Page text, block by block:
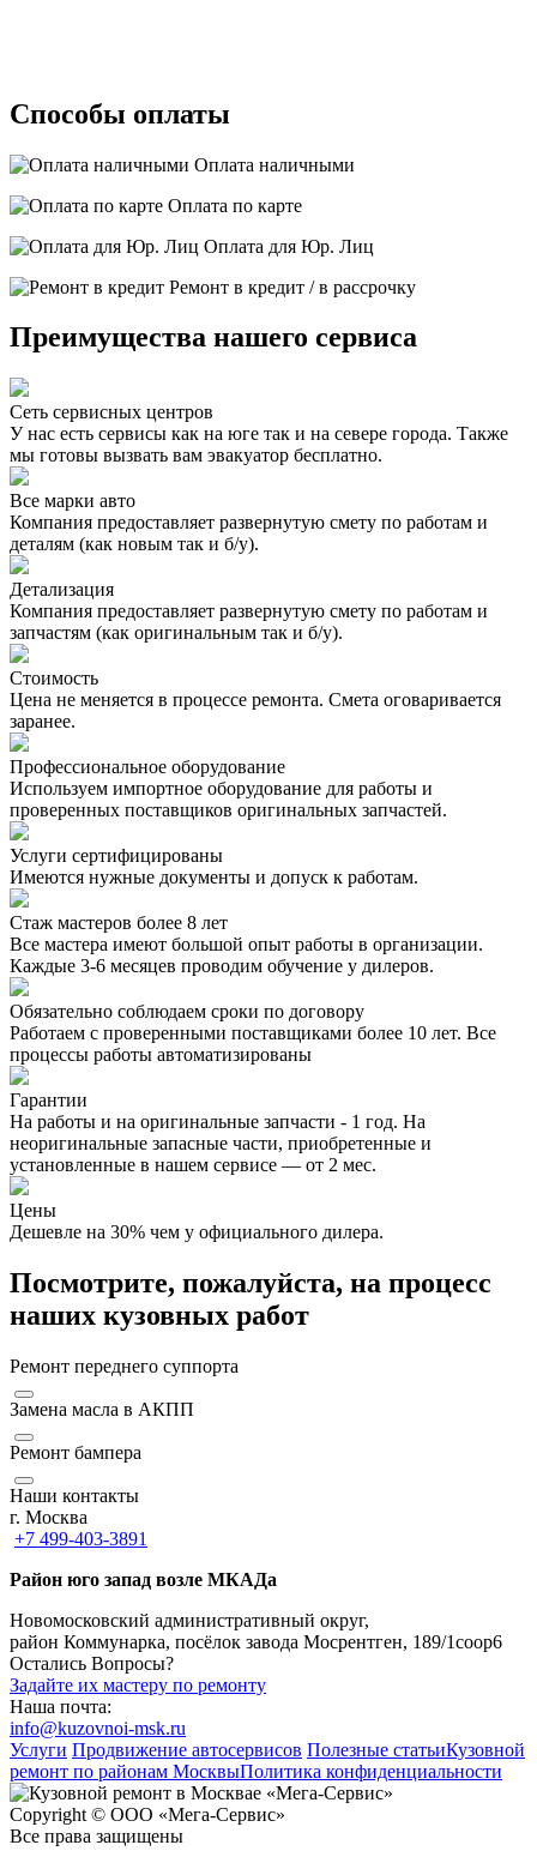
Способы оплаты
Оплата наличными
Оплата по карте
Оплата для Юр. Лиц
Ремонт в кредит / в рассрочку
Преимущества нашего сервиса
Сеть сервисных центров
У нас есть сервисы как на юге так и на севере города. Также
мы готовы вызвать вам эвакуатор бесплатно.
Все марки авто
Компания предоставляет развернутую смету по работам и
деталям (как новым так и б/у).
Детализация
Компания предоставляет развернутую смету по работам и
запчастям (как оригинальным так и б/у).
Стоимость
Цена не меняется в процессе ремонта. Смета оговаривается
заранее.
Профессиональное оборудование
Используем импортное оборудование для работы и
проверенных поставщиков оригинальных запчастей.
Услуги сертифицированы
Имеются нужные документы и допуск к работам.
Стаж мастеров более 8 лет
Все мастера имеют большой опыт работы в организации.
Каждые 3-6 месяцев проводим обучение у дилеров.
Обязательно соблюдаем сроки по договору
Работаем с проверенными поставщиками более 10 лет. Все
процессы работы автоматизированы
Гарантии
На работы и на оригинальные запчасти - 1 год. На
неоригинальные запасные части, приобретенные и
установленные в нашем сервисе — от 2 мес.
Цены
Дешевле на 30% чем у официального дилера.
Посмотрите, пожалуйста, на процесс
наших кузовных работ
Ремонт переднего суппорта
Замена масла в АКПП
Ремонт бампера
Наши контакты
г. Москва
+7 499-403-3891
Район юго запад возле МКАДа
Новомосковский административный округ,
район Коммунарка, посёлок завода Мосрентген, 189/1соор6
Остались Вопросы?
Задайте их мастеру по ремонту
Наша почта:
info@kuzovnoi-msk.ru
Услуги Продвижение автосервисов Полезные статьиКузовной
ремонт по районам МосквыПолитика конфиденциальности
Copyright © ООО «Мега-Сервис»
Все права защищены